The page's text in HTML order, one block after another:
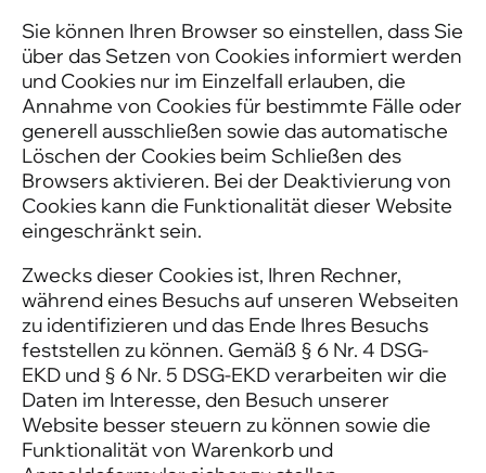
Sie können Ihren Browser so einstellen, dass Sie
über das Setzen von Cookies informiert werden
und Cookies nur im Einzelfall erlauben, die
Annahme von Cookies für bestimmte Fälle oder
generell ausschließen sowie das automatische
Löschen der Cookies beim Schließen des
Browsers aktivieren. Bei der Deaktivierung von
Cookies kann die Funktionalität dieser Website
eingeschränkt sein.
Zwecks dieser Cookies ist, Ihren Rechner,
während eines Besuchs auf unseren Webseiten
zu identifizieren und das Ende Ihres Besuchs
feststellen zu können. Gemäß § 6 Nr. 4 DSG-
EKD und § 6 Nr. 5 DSG-EKD verarbeiten wir die
Daten im Interesse, den Besuch unserer
Website besser steuern zu können sowie die
Funktionalität von Warenkorb und